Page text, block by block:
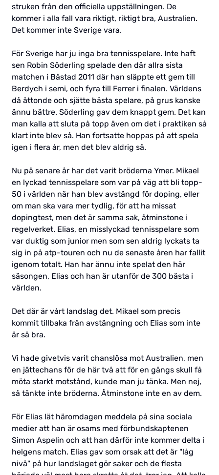
struken från den officiella uppställningen. De
kommer i alla fall vara riktigt, riktigt bra, Australien.
Det kommer inte Sverige vara.
För Sverige har ju inga bra tennisspelare. Inte haft
sen Robin Söderling spelade den där allra sista
matchen i Båstad 2011 där han släppte ett gem till
Berdych i semi, och fyra till Ferrer i finalen. Världens
då åttonde och sjätte bästa spelare, på grus kanske
ännu bättre. Söderling gav dem knappt gem. Det kan
man kalla att sluta på topp även om det i praktiken så
klart inte blev så. Han fortsatte hoppas på att spela
igen i flera år, men det blev aldrig så.
Nu på senare år har det varit bröderna Ymer. Mikael
en lyckad tennisspelare som var på väg att bli topp-
50 i världen när han blev avstängd för doping, eller
om man ska vara mer tydlig, för att ha missat
dopingtest, men det är samma sak, åtminstone i
regelverket. Elias, en misslyckad tennisspelare som
var duktig som junior men som sen aldrig lyckats ta
sig in på atp-touren och nu de senaste åren har fallit
igenom totalt. Han har ännu inte spelat den här
säsongen, Elias och han är utanför de 300 bästa i
världen.
Det där är vårt landslag det. Mikael som precis
kommit tillbaka från avstängning och Elias som inte
är så bra.
Vi hade givetvis varit chanslösa mot Australien, men
en jättechans för de här två att för en gångs skull få
möta starkt motstånd, kunde man ju tänka. Men nej,
så tänkte inte bröderna. Åtminstone inte en av dem.
För Elias lät häromdagen meddela på sina sociala
medier att han är osams med förbundskaptenen
Simon Aspelin och att han därför inte kommer delta i
helgens match. Elias gav som orsak att det är "låg
nivå" på hur landslaget gör saker och de flesta